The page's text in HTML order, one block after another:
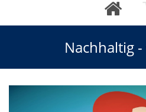
Nachhaltig